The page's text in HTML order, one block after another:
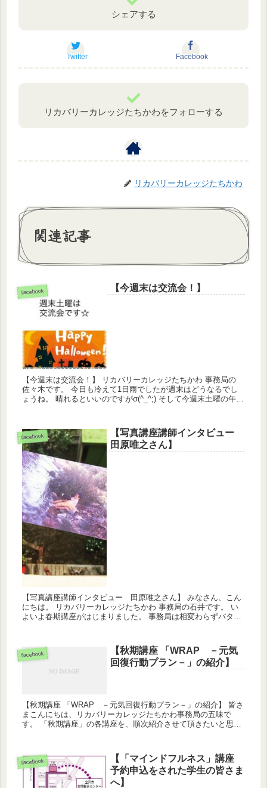
シェアする
Twitter Facebook
リカバリーカレッジたちかわをフォローする
リカバリーカレッジたちかわ
関連記事
facebook 【今週末は交流会！】
【今週末は交流会！】 リカバリーカレッジたちかわ 事務局の
佐々木です。 今日も冷えて1日雨でしたが週末はどうなるでし
ょうね。 晴れるといいのですがσ(^_^;) そして今週末土曜の午後
facebook
【写真講座講師インタビュー
田原唯之さん】
【写真講座講師インタビュー 田原唯之さん】 みなさん、こん
にちは。 リカバリーカレッジたちかわ 事務局の石井です。 い
よいよ春期講座がはじまりました。 事務局は相変わらずバタバ
facebook
【秋期講座 「WRAP －元気
回復行動プラン－」の紹介】
【秋期講座 「WRAP －元気回復行動プラン－」の紹介】 皆さ
まこんにちは、リカバリーカレッジたちかわ事務局の五味で
す。 「秋期講座」の各講座を、順次紹介させて頂きたいと思い
facebook
【「マインドフルネス」講座
予約申込をされた学生の皆さま
へ】